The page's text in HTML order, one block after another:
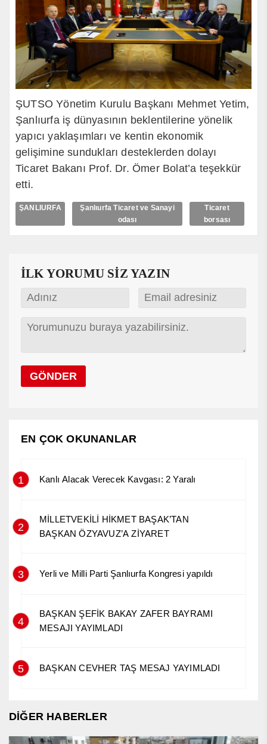
ŞUTSO Yönetim Kurulu Başkanı Mehmet Yetim,
Şanlıurfa iş dünyasının beklentilerine yönelik
yapıcı yaklaşımları ve kentin ekonomik
gelişimine sundukları desteklerden dolayı
Ticaret Bakanı Prof. Dr. Ömer Bolat’a teşekkür
etti.
ŞANLIURFA
Şanlıurfa Ticaret ve Sanayi
odası
Ticaret
borsası
İLK YORUMU SİZ YAZIN
EN ÇOK OKUNANLAR
1 Kanlı Alacak Verecek Kavgası: 2 Yaralı
2
MİLLETVEKİLİ HİKMET BAŞAK’TAN
BAŞKAN ÖZYAVUZ’A ZİYARET
3 Yerli ve Milli Parti Şanlıurfa Kongresi yapıldı
4
BAŞKAN ŞEFİK BAKAY ZAFER BAYRAMI
MESAJI YAYIMLADI
5 BAŞKAN CEVHER TAŞ MESAJ YAYIMLADI
DİĞER HABERLER